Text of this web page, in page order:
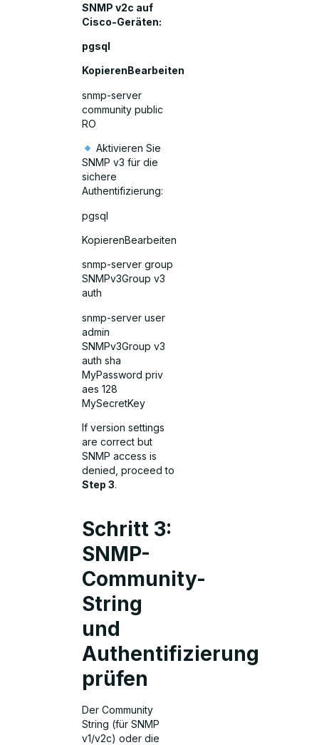
SNMP v2c auf
Cisco-Geräten:
pgsql
KopierenBearbeiten
snmp-server
community public
RO
Aktivieren Sie
SNMP v3 für die
sichere
Authentifizierung:
pgsql
KopierenBearbeiten
snmp-server group
SNMPv3Group v3
auth
snmp-server user
admin
SNMPv3Group v3
auth sha
MyPassword priv
aes 128
MySecretKey
If version settings
are correct but
SNMP access is
denied, proceed to
Step 3.
Schritt 3:
SNMP-
Community-
String
und
Authentifizierung
prüfen
Der Community
String (für SNMP
v1/v2c) oder die